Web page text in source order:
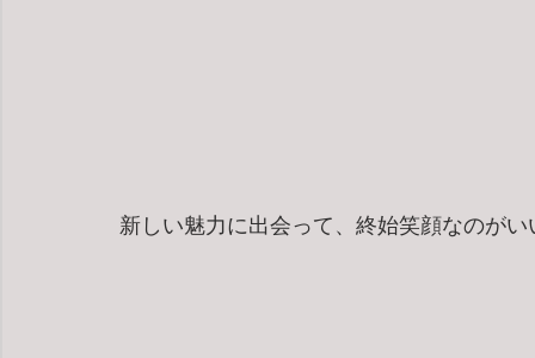
新しい魅力に出会って、終始笑顔なのがい